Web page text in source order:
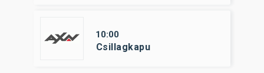
10:00
Csillagkapu